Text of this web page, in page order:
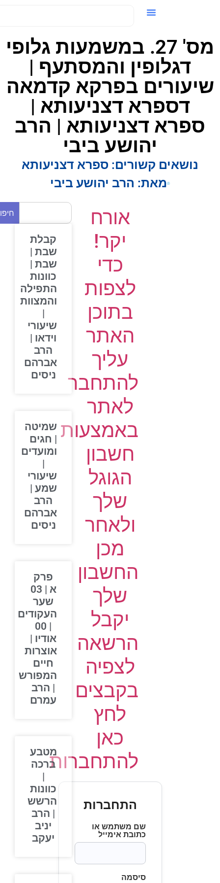
מס' 27. במשמעות גלופי
דגלופין והמסתעף |
בפרקא קדמאה
דספרא דצניעותא |
ספרא דצניעותא | הרב
יהושע ביבי
נושאים קשורים: ספרא דצניעותא
מאת:הרב יהושע ביבי
אורח
יקר!
כדי
לצפות
בתוכן
האתר
עליך
להתחבר
לאתר
באמצעות
חשבון
הגוגל
שלך
ולאחר
מכן
החשבון
שלך
יקבל
הרשאה
לצפיה
בקבצים
לחץ
כאן
להתחברות
התחברות
שם משתמש או
כתובת אימייל
סיסמה
חיפוש
קבלת
שבת |
שבת |
כוונות
התפילה
והמצוות
שיעורי
וידאו |
הרב
אברהם
ניסים
שמיטה
| חגים
ומועדים
שיעורי
שמע |
הרב
אברהם
ניסים
פרק
א | 03
שער
העקודים
| 00
אודיו |
אוצרות
חיים
המפורש
| הרב
עמרם
מטבע
ברכה
כוונות
הרשש
| הרב
יניב
יעקב